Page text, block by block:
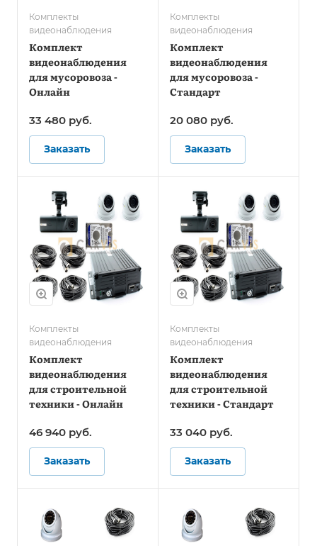
Комплекты
видеонаблюдения
Комплект
видеонаблюдения
для мусоровоза -
Онлайн
33 480 руб.
Заказать
Комплекты
видеонаблюдения
Комплект
видеонаблюдения
для мусоровоза -
Стандарт
20 080 руб.
Заказать
Комплекты
видеонаблюдения
Комплект
видеонаблюдения
для строительной
техники - Онлайн
46 940 руб.
Заказать
Комплекты
видеонаблюдения
Комплект
видеонаблюдения
для строительной
техники - Стандарт
33 040 руб.
Заказать